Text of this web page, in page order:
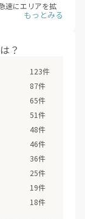
速にエリアを拡
いエリアも、次々
追加されていな
？
123件
87件
65件
51件
48件
46件
36件
25件
19件
18件